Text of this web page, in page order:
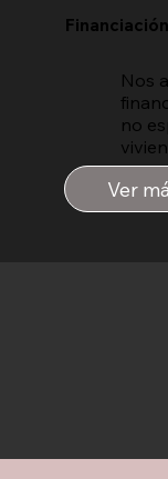
Ver
Financiación
Nos
no